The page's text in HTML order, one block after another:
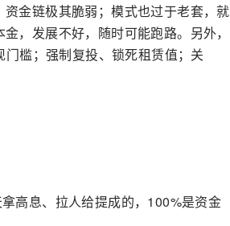
金链极其脆弱；模式也过于老套，就
，发展不好，随时可能跑路。另外，
槛；强制复投、锁死租赁值；关
高息、拉人给提成的，100%是资金